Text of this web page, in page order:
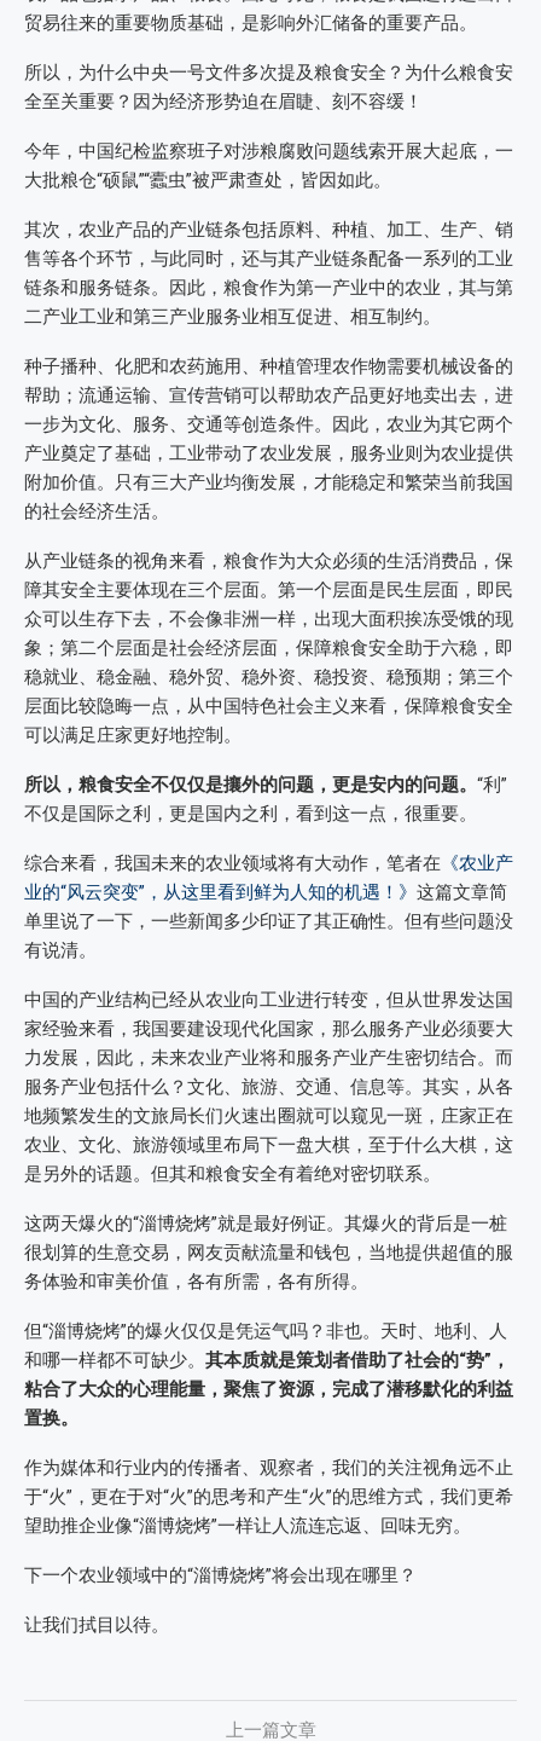
贸易往来的重要物质基础，是影响外汇储备的重要产品。
所以，为什么中央一号文件多次提及粮食安全？为什么粮食安
全至关重要？因为经济形势迫在眉睫、刻不容缓！
今年，中国纪检监察班子对涉粮腐败问题线索开展大起底，一
大批粮仓“硕鼠”“蠹虫”被严肃查处，皆因如此。
其次，农业产品的产业链条包括原料、种植、加工、生产、销
售等各个环节，与此同时，还与其产业链条配备一系列的工业
链条和服务链条。因此，粮食作为第一产业中的农业，其与第
二产业工业和第三产业服务业相互促进、相互制约。
种子播种、化肥和农药施用、种植管理农作物需要机械设备的
帮助；流通运输、宣传营销可以帮助农产品更好地卖出去，进
一步为文化、服务、交通等创造条件。因此，农业为其它两个
产业奠定了基础，工业带动了农业发展，服务业则为农业提供
附加价值。只有三大产业均衡发展，才能稳定和繁荣当前我国
的社会经济生活。
从产业链条的视角来看，粮食作为大众必须的生活消费品，保
障其安全主要体现在三个层面。第一个层面是民生层面，即民
众可以生存下去，不会像非洲一样，出现大面积挨冻受饿的现
象；第二个层面是社会经济层面，保障粮食安全助于六稳，即
稳就业、稳金融、稳外贸、稳外资、稳投资、稳预期；第三个
层面比较隐晦一点，从中国特色社会主义来看，保障粮食安全
可以满足庄家更好地控制。
所以，粮食安全不仅仅是攘外的问题，更是安内的问题。 “利”
不仅是国际之利，更是国内之利，看到这一点，很重要。
综合来看，我国未来的农业领域将有大动作，笔者在 《农业产
业的“风云突变”，从这里看到鲜为人知的机遇！》 这篇文章简
单里说了一下，一些新闻多少印证了其正确性。但有些问题没
有说清。
中国的产业结构已经从农业向工业进行转变，但从世界发达国
家经验来看，我国要建设现代化国家，那么服务产业必须要大
力发展，因此，未来农业产业将和服务产业产生密切结合。而
服务产业包括什么？文化、旅游、交通、信息等。其实，从各
地频繁发生的文旅局长们火速出圈就可以窥见一斑，庄家正在
农业、文化、旅游领域里布局下一盘大棋，至于什么大棋，这
是另外的话题。但其和粮食安全有着绝对密切联系。
这两天爆火的“淄博烧烤”就是最好例证。其爆火的背后是一桩
很划算的生意交易，网友贡献流量和钱包，当地提供超值的服
务体验和审美价值，各有所需，各有所得。
但“淄博烧烤”的爆火仅仅是凭运气吗？非也。天时、地利、人
和哪一样都不可缺少。 其本质就是策划者借助了社会的“势”，
粘合了大众的心理能量，聚焦了资源，完成了潜移默化的利益
置换。
作为媒体和行业内的传播者、观察者，我们的关注视角远不止
于“火”，更在于对“火”的思考和产生“火”的思维方式，我们更希
望助推企业像“淄博烧烤”一样让人流连忘返、回味无穷。
下一个农业领域中的“淄博烧烤”将会出现在哪里？
让我们拭目以待。
上一篇文章